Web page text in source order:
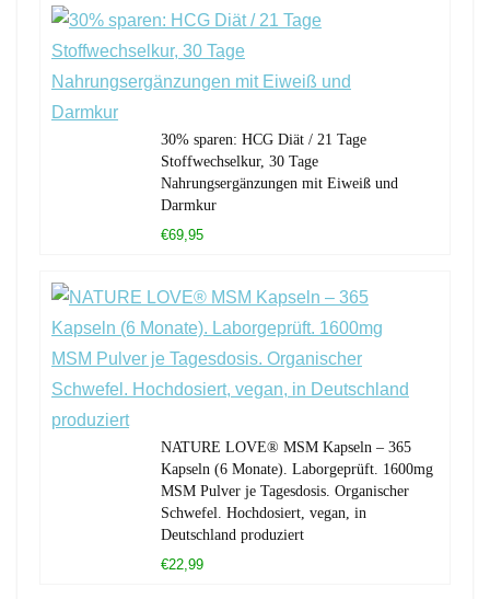
30% sparen: HCG Diät / 21 Tage
Stoffwechselkur, 30 Tage
Nahrungsergänzungen mit Eiweiß und
Darmkur
€69,95
NATURE LOVE® MSM Kapseln – 365
Kapseln (6 Monate). Laborgeprüft. 1600mg
MSM Pulver je Tagesdosis. Organischer
Schwefel. Hochdosiert, vegan, in
Deutschland produziert
€22,99